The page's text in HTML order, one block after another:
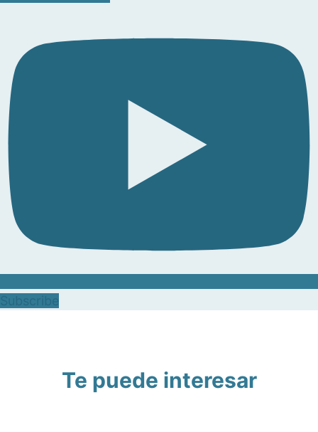
Te puede interesar